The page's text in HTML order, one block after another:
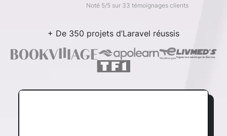
Noté 5/5 sur 33 témoignages clients
+ De 350 projets d’Laravel réussis